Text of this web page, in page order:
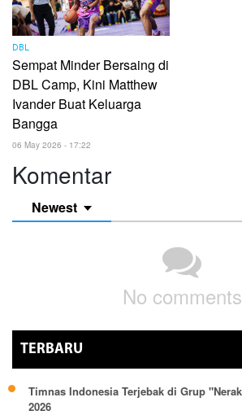
DBL
Sempat Minder Bersaing di
DBL Camp, Kini Matthew
Ivander Buat Keluarga
Bangga
06 May 2026 - 17:22
Komentar
Newest
No comments
TERBARU
Timnas Indonesia Terjebak di Grup
2026